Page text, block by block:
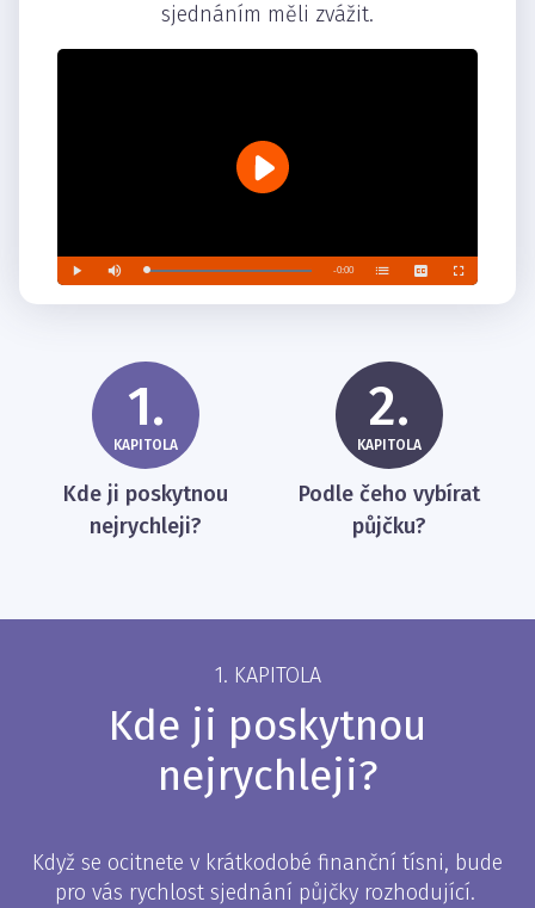
sjednáním měli zvážit.
1.
KAPITOLA
Kde ji poskytnou
nejrychleji?
2.
KAPITOLA
Podle čeho vybírat
půjčku?
1. KAPITOLA
Kde ji poskytnou
nejrychleji?
Když se ocitnete v krátkodobé finanční tísni, bude
pro vás rychlost sjednání půjčky rozhodující.